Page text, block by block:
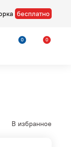
бесплатно
0 0
В избранное